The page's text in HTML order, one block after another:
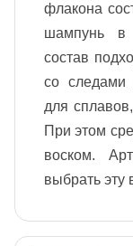
флакона
шампунь в
состав
со следами
для
При этом
воском.
выбрать эту